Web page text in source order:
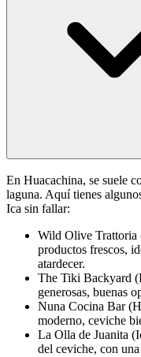
En Huacachina, se suele
laguna. Aquí tienes
Ica sin fallar:
Wild Olive Trattoria
productos frescos,
atardecer.
The Tiki Backyard
generosas, buenas
Nuna Cocina Bar
moderno, ceviche
La Olla de Juanita
del ceviche, con